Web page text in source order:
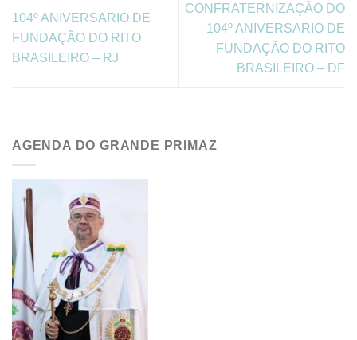
104º ANIVERSARIO DE
FUNDAÇÃO DO RITO
BRASILEIRO – RJ
CONFRATERNIZAÇÃO DO
104º ANIVERSARIO DE
FUNDAÇÃO DO RITO
BRASILEIRO – DF
AGENDA DO GRANDE PRIMAZ